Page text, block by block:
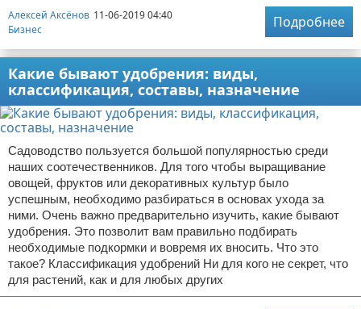
Алексей Аксёнов 11-06-2019 04:40
Бизнес
Подробнее
Какие бывают удобрения: виды,
классификация, составы, назначение
Садоводство пользуется большой популярностью среди
наших соотечественников. Для того чтобы выращивание
овощей, фруктов или декоративных культур было
успешным, необходимо разбираться в основах ухода за
ними. Очень важно предварительно изучить, какие бывают
удобрения. Это позволит вам правильно подбирать
необходимые подкормки и вовремя их вносить. Что это
такое? Классификация удобрений Ни для кого не секрет, что
для растений, как и для любых других